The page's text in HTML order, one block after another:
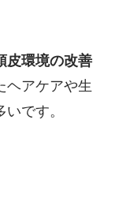
皮環境の改善
ヘアケアや生
です。